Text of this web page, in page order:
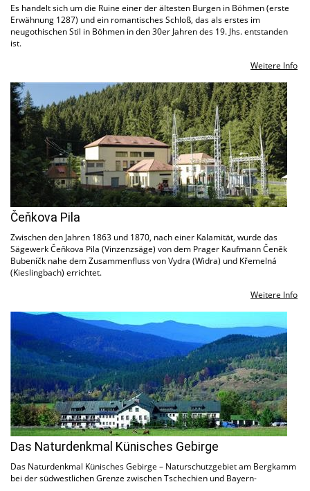
Es handelt sich um die Ruine einer der ältesten Burgen in Böhmen (erste
Erwähnung 1287) und ein romantisches Schloß, das als erstes im
neugothischen Stil in Böhmen in den 30er Jahren des 19. Jhs. entstanden
ist.
Weitere Info
Čeňkova Pila
Zwischen den Jahren 1863 und 1870, nach einer Kalamität, wurde das
Sägewerk Čeňkova Pila (Vinzenzsäge) von dem Prager Kaufmann Čeněk
Bubeníčk nahe dem Zusammenfluss von Vydra (Widra) und Křemelná
(Kieslingbach) errichtet.
Weitere Info
Das Naturdenkmal Künisches Gebirge
Das Naturdenkmal Künisches Gebirge – Naturschutzgebiet am Bergkamm
bei der südwestlichen Grenze zwischen Tschechien und Bayern-